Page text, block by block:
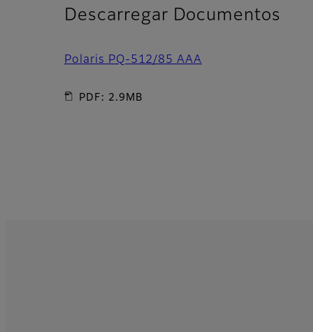
Descarregar Documentos
Polaris PQ-512/85 AAA
PDF: 2.9MB